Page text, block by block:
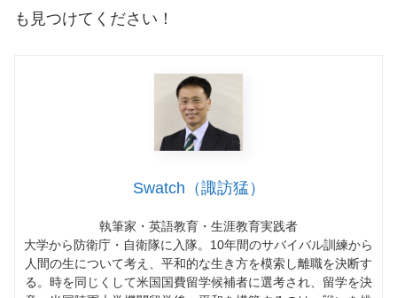
も見つけてください！
Swatch（諏訪猛）
執筆家・英語教育・生涯教育実践者
大学から防衛庁・自衛隊に入隊。10年間のサバイバル訓練から
人間の生について考え、平和的な生き方を模索し離職を決断す
る。時を同じくして米国国費留学候補者に選考され、留学を決